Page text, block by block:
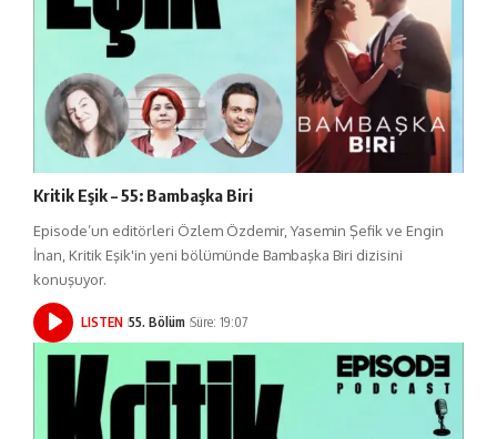
Kritik Eşik – 55: Bambaşka Biri
Episode’un editörleri Özlem Özdemir, Yasemin Şefik ve Engin
İnan, Kritik Eşik'in yeni bölümünde Bambaşka Biri dizisini
konuşuyor.
LISTEN 55. Bölüm Süre: 19:07